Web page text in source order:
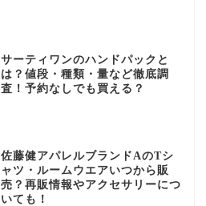
サーティワンのハンドパックと
は？値段・種類・量など徹底調
査！予約なしでも買える？
佐藤健アパレルブランドAのTシ
ャツ・ルームウエアいつから販
売？再販情報やアクセサリーにつ
いても！